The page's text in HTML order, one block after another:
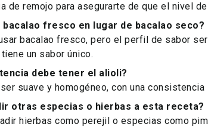
de remojo para asegurarte de que el nivel
bacalao fresco en lugar de bacalao seco?
bacalao fresco, pero el perfil de sabor
un sabor único.
debe tener el alioli?
suave y homogéneo, con una consistencia
otras especias o hierbas a esta receta?
hierbas como perejil o especias como